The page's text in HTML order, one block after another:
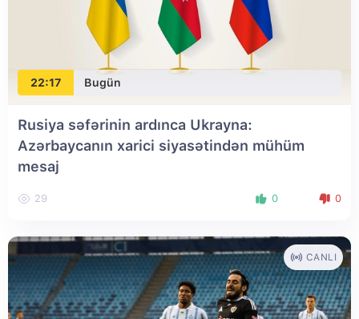
22:17 Bugün
Rusiya səfərinin ardınca Ukrayna:
Azərbaycanın xarici siyasətindən mühüm
mesaj
29 0 0
CANLI